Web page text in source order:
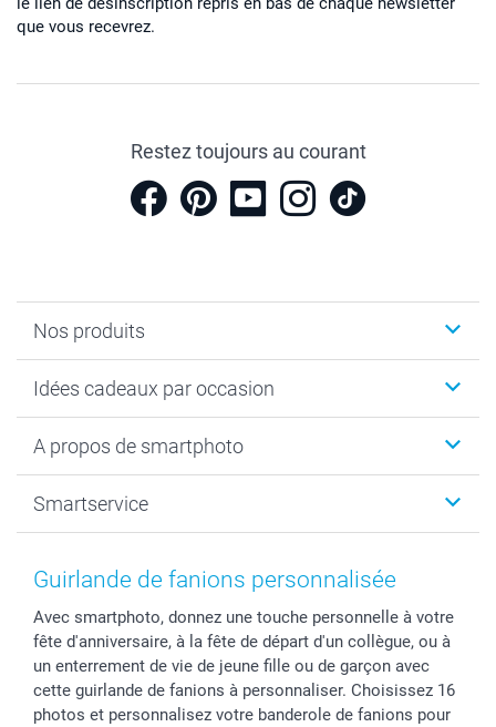
que vous recevrez.
Restez toujours au courant
Nos produits
Calendrier photo & Agenda photo
Tirage photo & agrandissement
Faire-part & Cartes
Coques smartphone
Cadres photo & accessoires déco
Dénicheur d'idées cadeau
Idées cadeaux par occasion
Anniversaire
Naissance & baptême
Fête des Mères
Communion
Baptême
Toussaint
Rentrée des classes
A propos de smartphoto
Plan du site
Droit de rétraction
Vie privée
Gestion des cookies
Tarifs
Partenariats & Influence
Smartservice
Aide
smartfriends
Livraison
Modes de paiement
Grandes quantités
Guirlande de fanions personnalisée
Avec smartphoto, donnez une touche personnelle à votre
fête d'anniversaire, à la fête de départ d'un collègue, ou à
un enterrement de vie de jeune fille ou de garçon avec
cette guirlande de fanions à personnaliser. Choisissez 16
photos et personnalisez votre banderole de fanions pour